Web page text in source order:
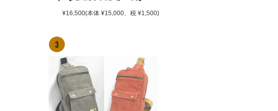
¥16,500(本体 ¥15,000、税 ¥1,500)